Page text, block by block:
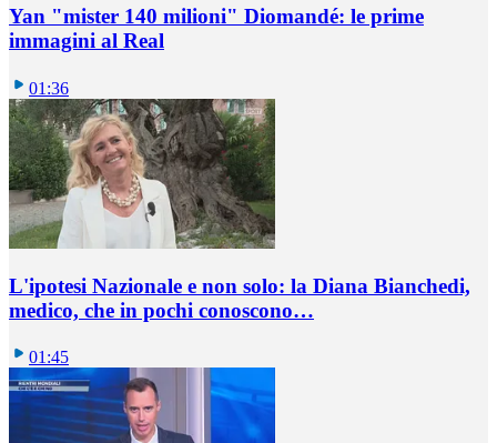
Yan "mister 140 milioni" Diomandé: le prime
immagini al Real
01:36
L'ipotesi Nazionale e non solo: la Diana Bianchedi,
medico, che in pochi conoscono…
01:45